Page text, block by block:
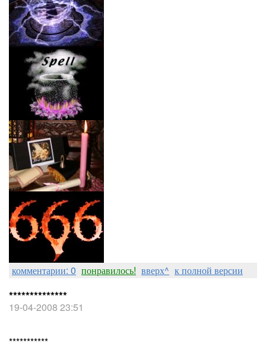
комментарии: 0 понравилось! вверх^ к полной версии
**************
19-04-2008 23:51